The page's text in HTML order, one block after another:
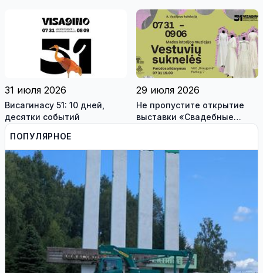
трех педагогов
31 июля 2026
Висагинасу 51: 10 дней,
десятки событий
29 июля 2026
Не пропустите открытие
выставки «Свадебные
платья» и лекцию историка
Васильева!
ПОПУЛЯРНОЕ